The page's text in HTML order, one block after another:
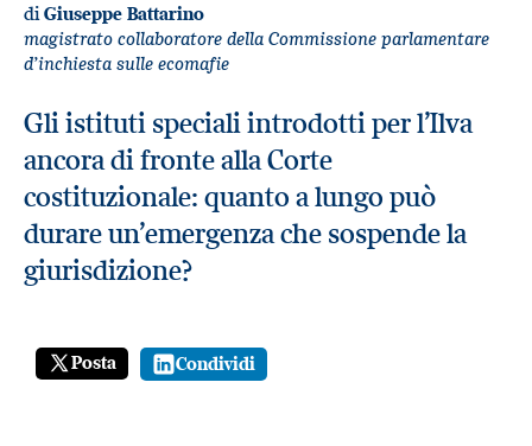
diGiuseppe Battarino
magistrato collaboratore della Commissione parlamentare
d’inchiesta sulle ecomafie
Gli istituti speciali introdotti per l’Ilva
ancora di fronte alla Corte
costituzionale: quanto a lungo può
durare un’emergenza che sospende la
giurisdizione?
Posta Condividi